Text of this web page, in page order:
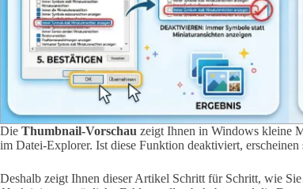
Die Thumbnail-Vorschau zeigt Ihnen in Windows kleine
im Datei-Explorer. Ist diese Funktion deaktiviert, erscheinen
Deshalb zeigt Ihnen dieser Artikel Schritt für Schritt, wie